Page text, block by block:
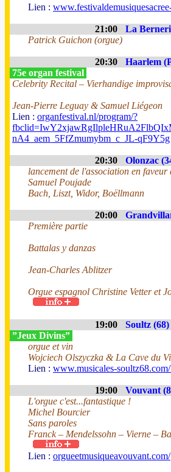
Lien :
21:00 La
Patrick Guichon (orgue)
20:30 Haarlem
75e organ festival
Celebrity Recital – Vierhandige
Jean-Pierre Leguay & Samuel Liégeon
Lien : organfestival.nl/program/?
nA4_aem_5FfZmumybm_c_JL-qF9Y5g
20:30
Olonzac
lancement de l'association en
Samuel Poujade
Bach, Liszt, Widor, Boëllmann
20:00
Première partie
Battalas y danzas
Jean-Charles Ablitzer
Orgue espagnol Christine Vetter et
19:00 Soultz (68)
”Jeux Divins”
orgue et vin
Wojciech Olszyczka & La Cave du
Lien : www.musicales-
19:00
Vouvant
L'orgue c'est...fantastique !
Michel Bourcier
Sans paroles
Franck – Mendelssohn – Vierne –
Lien : orgueetmusiqueavouvant.com/